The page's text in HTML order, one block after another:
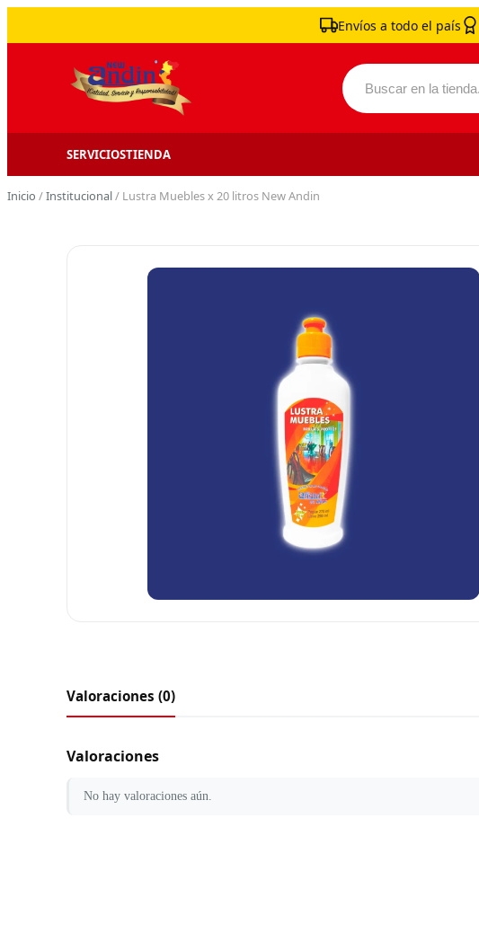
Envíos a todo el país
Buscar por:
SERVICIOSTIENDA
Inicio /Institucional/ Lustra Muebles x 20 litros New Andin
Valoraciones (0)
Valoraciones
No hay valoraciones aún.